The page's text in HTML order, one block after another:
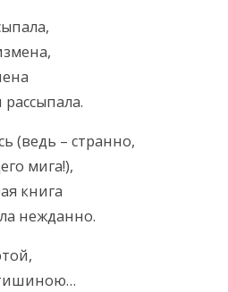
(ведь – странно,
мига!),
книга
нежданно.